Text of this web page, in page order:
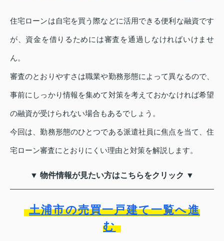
住宅ローンは自宅を買う際などに活用できる便利な融資です
が、資金を借りるためには審査を通過しなければいけませ
ん。
審査のとおりやすさは職業や勤務形態によって異なるので、
事前にしっかり情報を集めて対策を考えておかなければ希望
の融資が受けられない場合もあるでしょう。
今回は、勤務形態のひとつである派遣社員に焦点を当て、住
宅ローン審査にとおりにくい理由と対策を解説します。
▼ 物件情報が見たい方はこちらをクリック ▼
土浦市の売買一戸建て一覧へ進
む